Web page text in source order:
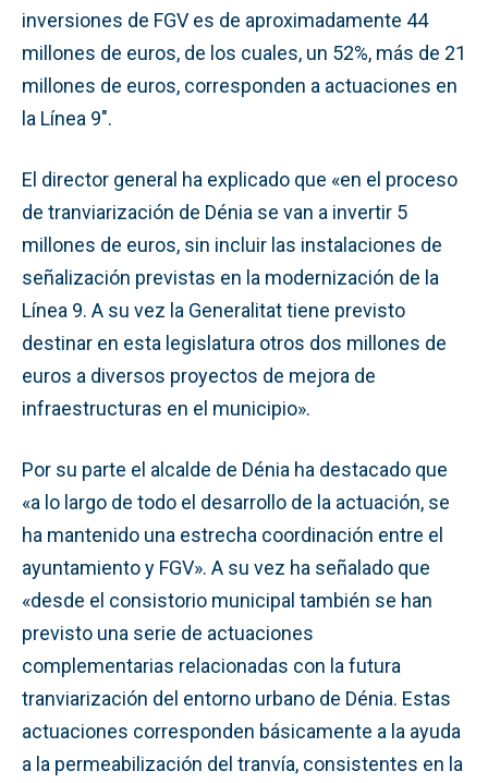
inversiones de FGV es de aproximadamente 44
millones de euros, de los cuales, un 52%, más de 21
millones de euros, corresponden a actuaciones en
la Línea 9″.
El director general ha explicado que «en el proceso
de tranviarización de Dénia se van a invertir 5
millones de euros, sin incluir las instalaciones de
señalización previstas en la modernización de la
Línea 9. A su vez la Generalitat tiene previsto
destinar en esta legislatura otros dos millones de
euros a diversos proyectos de mejora de
infraestructuras en el municipio».
Por su parte el alcalde de Dénia ha destacado que
«a lo largo de todo el desarrollo de la actuación, se
ha mantenido una estrecha coordinación entre el
ayuntamiento y FGV». A su vez ha señalado que
«desde el consistorio municipal también se han
previsto una serie de actuaciones
complementarias relacionadas con la futura
tranviarización del entorno urbano de Dénia. Estas
actuaciones corresponden básicamente a la ayuda
a la permeabilización del tranvía, consistentes en la